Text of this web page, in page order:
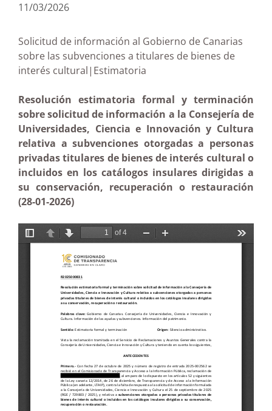
11/03/2026
Solicitud de información al Gobierno de Canarias
sobre las subvenciones a titulares de bienes de
interés cultural|Estimatoria
Resolución estimatoria formal y terminación
sobre solicitud de información a la Consejería de
Universidades, Ciencia e Innovación y Cultura
relativa a subvenciones otorgadas a personas
privadas titulares de bienes de interés cultural o
incluidos en los catálogos insulares dirigidas a
su conservación, recuperación o restauración
(28-01-2026)